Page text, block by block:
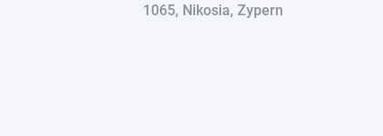
1065, Nikosia, Zypern